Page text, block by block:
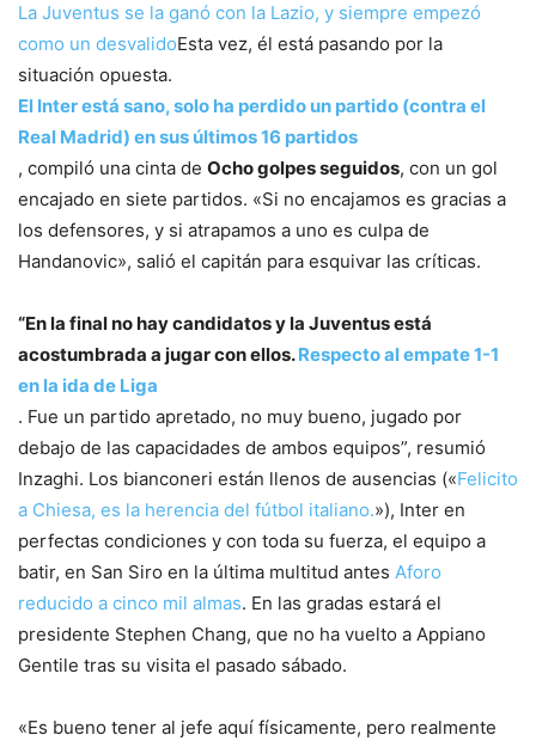
La Juventus se la ganó con la Lazio, y siempre empezó
como un desvalidoEsta vez, él está pasando por la
situación opuesta.
El Inter está sano, solo ha perdido un partido (contra el
Real Madrid) en sus últimos 16 partidos
, compiló una cinta de Ocho golpes seguidos, con un gol
encajado en siete partidos. «Si no encajamos es gracias a
los defensores, y si atrapamos a uno es culpa de
Handanovic», salió el capitán para esquivar las críticas.
“En la final no hay candidatos y la Juventus está
acostumbrada a jugar con ellos.Respecto al empate 1-1
en la ida de Liga
. Fue un partido apretado, no muy bueno, jugado por
debajo de las capacidades de ambos equipos”, resumió
Inzaghi. Los bianconeri están llenos de ausencias («Felicito
a Chiesa, es la herencia del fútbol italiano.»), Inter en
perfectas condiciones y con toda su fuerza, el equipo a
batir, en San Siro en la última multitud antes Aforo
reducido a cinco mil almas. En las gradas estará el
presidente Stephen Chang, que no ha vuelto a Appiano
Gentile tras su visita el pasado sábado.
«Es bueno tener al jefe aquí físicamente, pero realmente